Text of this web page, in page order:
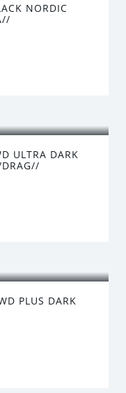
NORDIC
ULTRA DARK
PLUS DARK